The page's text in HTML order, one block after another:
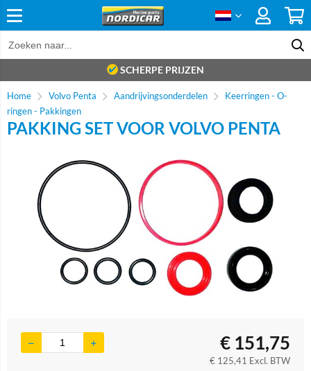
SCHERPE PRIJZEN
Home Volvo Penta Aandrijvingsonderdelen
Keerringen - O-
ringen - Pakkingen
PAKKING SET VOOR VOLVO PENTA
€ 151,75
€ 125,41 Excl. BTW